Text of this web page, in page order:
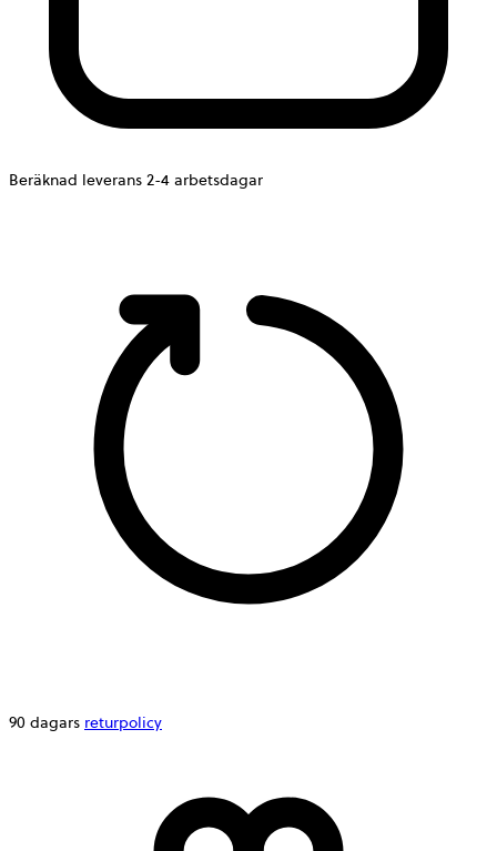
Beräknad leverans 2-4 arbetsdagar
90 dagars returpolicy